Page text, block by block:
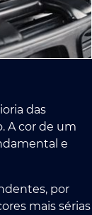
das
A cor de um
e
por
mais sérias